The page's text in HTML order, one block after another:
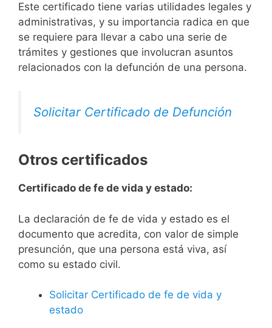
Este certificado tiene varias utilidades legales y
administrativas, y su importancia radica en que
se requiere para llevar a cabo una serie de
trámites y gestiones que involucran asuntos
relacionados con la defunción de una persona.
Solicitar Certificado de Defunción
Otros certificados
Certificado de fe de vida y estado:
La declaración de fe de vida y estado es el
documento que acredita, con valor de simple
presunción, que una persona está viva, así
como su estado civil.
Solicitar Certificado de fe de vida y
estado